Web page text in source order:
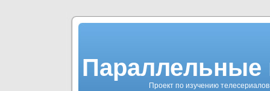
Проект по изучению